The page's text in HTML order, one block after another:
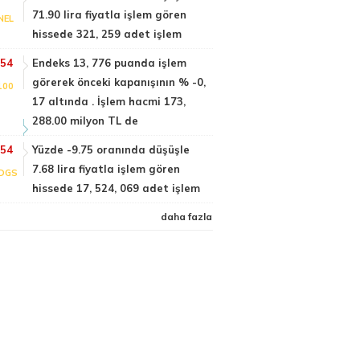
71.90 lira fiyatla işlem gören
hissede 321, 259 adet işlem
Endeks 13, 776 puanda işlem
görerek önceki kapanışının % -0,
17 altında . İşlem hacmi 173,
288.00 milyon TL de
Yüzde -9.75 oranında düşüşle
7.68 lira fiyatla işlem gören
hissede 17, 524, 069 adet işlem
daha fazla